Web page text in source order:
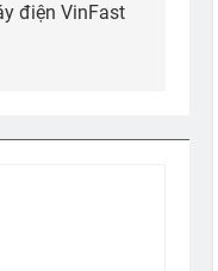
điện VinFast